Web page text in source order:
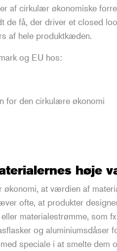
af cirkulær økonomiske
de få, der driver et closed
af hele produktkæden.
og EU hos:
for den cirkulære økonomi
høje
at værdien af
ofte, at produkter
materialestrømme, som
og aluminiumsdåser
speciale i at smelte dem